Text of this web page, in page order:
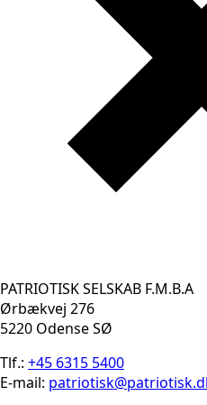
PATRIOTISK SELSKAB F.M.B.A
Ørbækvej 276
5220 Odense SØ
Tlf.: +45 6315 5400
E-mail: